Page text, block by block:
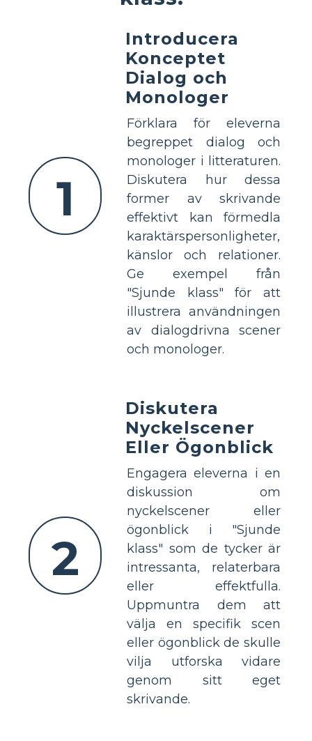
1
Introducera
Konceptet
Dialog och
Monologer
Förklara för eleverna
begreppet dialog och
monologer i litteraturen.
Diskutera hur dessa
former av skrivande
effektivt kan förmedla
karaktärspersonligheter,
känslor och relationer.
Ge exempel från
"Sjunde klass" för att
illustrera användningen
av dialogdrivna scener
och monologer.
2
Diskutera
Nyckelscener
Eller Ögonblick
Engagera eleverna i en
diskussion om
nyckelscener eller
ögonblick i "Sjunde
klass" som de tycker är
intressanta, relaterbara
eller effektfulla.
Uppmuntra dem att
välja en specifik scen
eller ögonblick de skulle
vilja utforska vidare
genom sitt eget
skrivande.